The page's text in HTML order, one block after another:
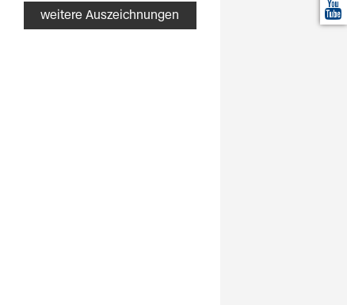
weitere Auszeichnungen